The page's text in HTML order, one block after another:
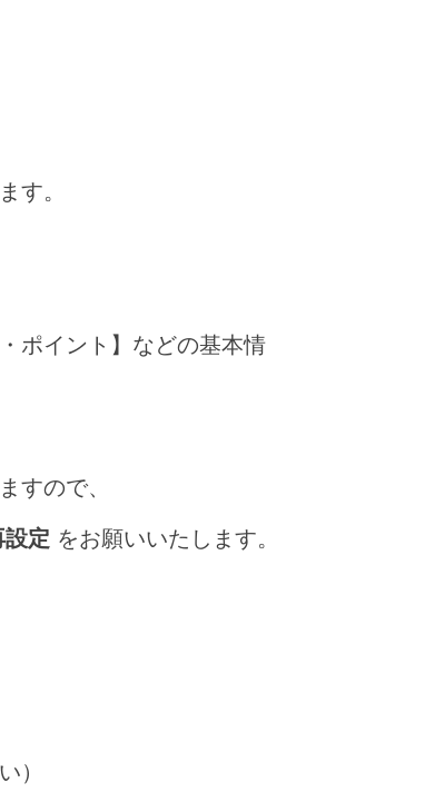
す。
ポイント】などの基本情
すので、
定 をお願いいたします。
）